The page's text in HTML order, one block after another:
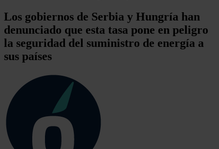
Los gobiernos de Serbia y Hungría han
denunciado que esta tasa pone en peligro
la seguridad del suministro de energía a
sus países